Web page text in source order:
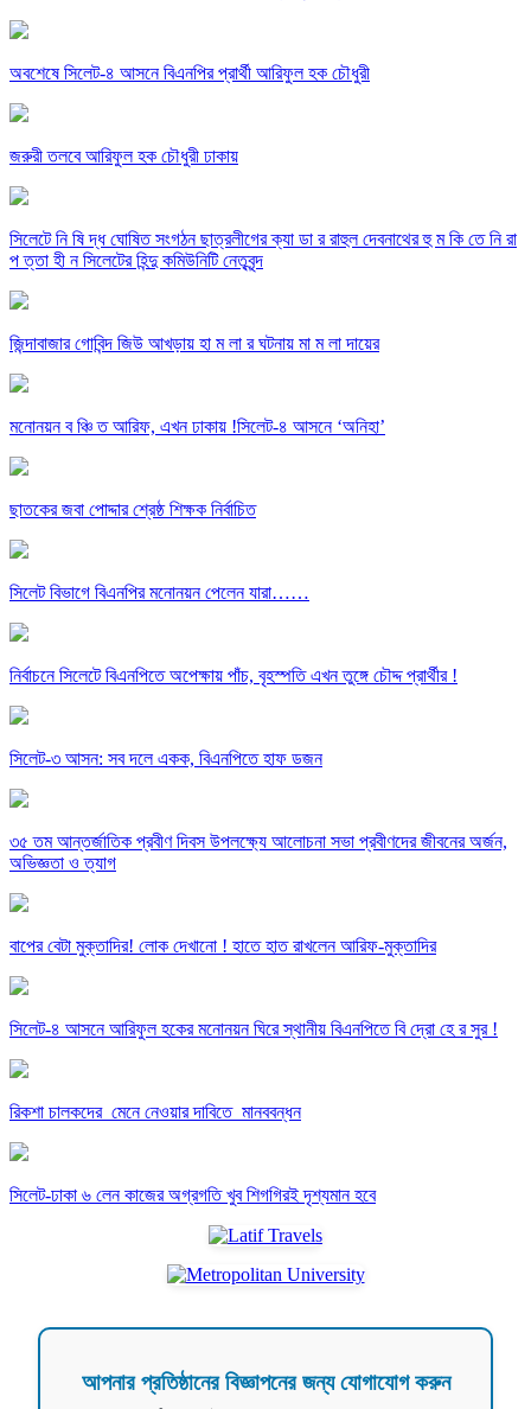
অবশেষে সিলেট-৪ আসনে বিএনপির প্রার্থী আরিফুল হক চৌধুরী
জরুরী তলবে আরিফুল হক চৌধুরী ঢাকায়
সিলেটে নি ষি দ্ধ ঘোষিত সংগঠন ছাত্রলীগের ক্যা ডা র রাহুল দেবনাথের হু ম কি তে নি রা
প ত্তা হী ন সিলেটের হিন্দু কমিউনিটি নেতৃবৃন্দ
জিন্দাবাজার গোবিন্দ জিউ আখড়ায় হা ম লা র ঘটনায় মা ম লা দায়ের
মনোনয়ন ব ঞ্চি ত আরিফ, এখন ঢাকায় !সিলেট-৪ আসনে ‘অনিহা’
ছাতকের জবা পোদ্দার শ্রেষ্ঠ শিক্ষক নির্বাচিত
সিলেট বিভাগে বিএনপির মনোনয়ন পেলেন যারা……
নির্বাচনে সিলেটে বিএনপিতে অপেক্ষায় পাঁচ, বৃহস্পতি এখন তুঙ্গে চৌদ্দ প্রার্থীর !
সিলেট-৩ আসন: সব দলে একক, বিএনপিতে হাফ ডজন
৩৫ তম আন্তর্জাতিক প্রবীণ দিবস উপলক্ষ্যে আলোচনা সভা প্রবীণদের জীবনের অর্জন,
অভিজ্ঞতা ও ত্যাগ
বাপের বেটা মুক্তাদির! লোক দেখানো ! হাতে হাত রাখলেন আরিফ-মুক্তাদির
সিলেট-৪ আসনে আরিফুল হকের মনোনয়ন ঘিরে স্থানীয় বিএনপিতে বি দ্রো হে র সুর !
রিকশা চালকদের মেনে নেওয়ার দাবিতে মানববন্ধন
সিলেট-ঢাকা ৬ লেন কাজের অগ্রগতি খুব শিগগিরই দৃশ্যমান হবে
আপনার প্রতিষ্ঠানের বিজ্ঞাপনের জন্য যোগাযোগ করুন